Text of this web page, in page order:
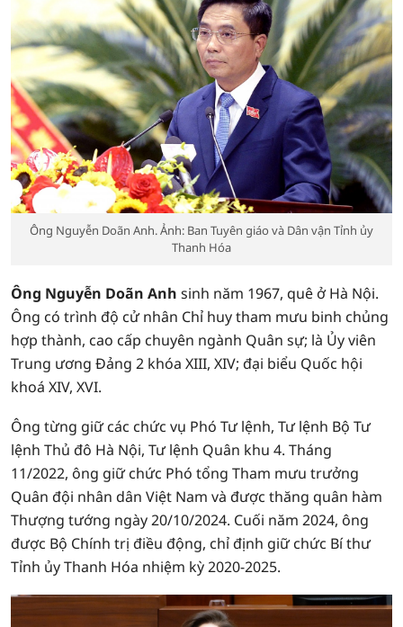
Ông Nguyễn Doãn Anh. Ảnh: Ban Tuyên giáo và Dân vận Tỉnh ủy
Thanh Hóa
Ông Nguyễn Doãn Anh sinh năm 1967, quê ở Hà Nội.
Ông có trình độ cử nhân Chỉ huy tham mưu binh chủng
hợp thành, cao cấp chuyên ngành Quân sự; là Ủy viên
Trung ương Đảng 2 khóa XIII, XIV; đại biểu Quốc hội
khoá XIV, XVI.
Ông từng giữ các chức vụ Phó Tư lệnh, Tư lệnh Bộ Tư
lệnh Thủ đô Hà Nội, Tư lệnh Quân khu 4. Tháng
11/2022, ông giữ chức Phó tổng Tham mưu trưởng
Quân đội nhân dân Việt Nam và được thăng quân hàm
Thượng tướng ngày 20/10/2024. Cuối năm 2024, ông
được Bộ Chính trị điều động, chỉ định giữ chức Bí thư
Tỉnh ủy Thanh Hóa nhiệm kỳ 2020-2025.